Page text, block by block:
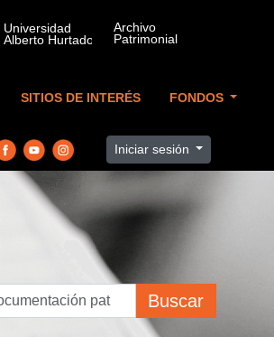
SITIOS DE INTERÉS FONDOS
Iniciar sesión
Buscar